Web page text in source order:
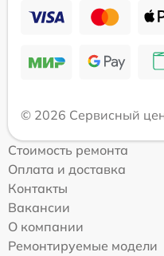
© 2026 Сервисный
Стоимость ремонта
Оплата и доставка
Контакты
Вакансии
О компании
Ремонтируемые модели